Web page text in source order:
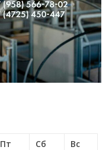
Пт Сб
Вс